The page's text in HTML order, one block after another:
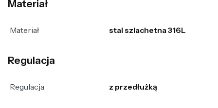
Materiał
Materiał stal szlachetna 316L
Regulacja
Regulacja z przedłużką